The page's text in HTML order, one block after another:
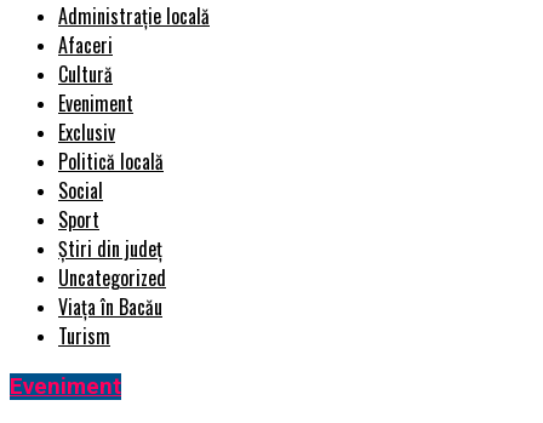
Administrație locală
Afaceri
Cultură
Eveniment
Exclusiv
Politică locală
Social
Sport
Știri din județ
Uncategorized
Viața în Bacău
Turism
Eveniment